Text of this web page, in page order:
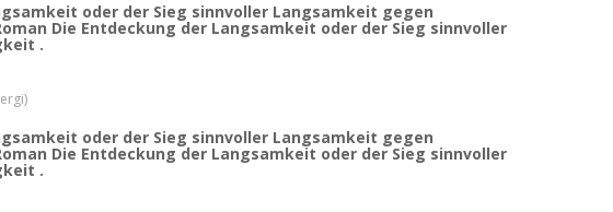
oder der Sieg sinnvoller Langsamkeit gegen
Die Entdeckung der Langsamkeit oder der Sieg sinnvoller
.
oder der Sieg sinnvoller Langsamkeit gegen
Die Entdeckung der Langsamkeit oder der Sieg sinnvoller
.